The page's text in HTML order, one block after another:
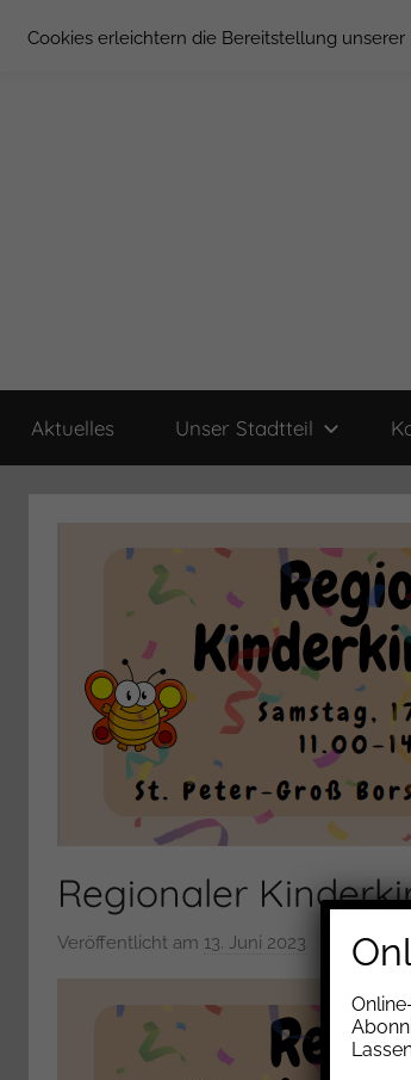
Inhalt
Groß
Borstel
Verein
von
Aktuelles Unser Stadtteil
Regionaler
Veröffentlicht am 13. Juni 2023
n
T
a
Cookies erleichtern die Bereitstellung